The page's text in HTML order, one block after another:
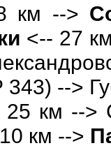
км -->
<-- 27
343) -->
25 км --
км -->